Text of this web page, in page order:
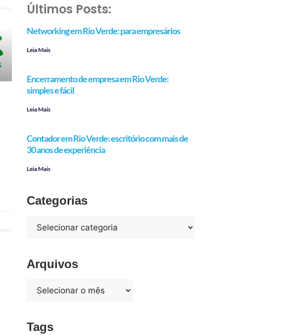
Últimos Posts:
Networking em Rio Verde: para empresários
Leia Mais
Encerramento de empresa em Rio Verde:
simples e fácil
Leia Mais
Contador em Rio Verde: escritório com mais de
30 anos de experiência
Leia Mais
Categorias
Arquivos
Tags